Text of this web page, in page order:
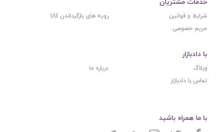
خدمات مشتریان
شرایط و قوانین
رویه های بازگرداندن کالا
حریم خصوصی
با دادبازار
وبلاگ
درباره ما
تماس با دادبازار
با ما همراه باشید